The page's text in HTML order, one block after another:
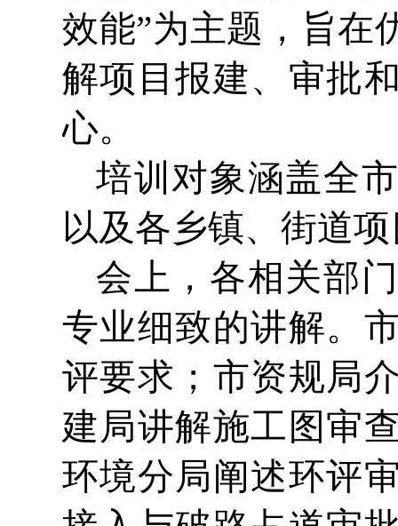
效能”为主题，旨在
解项目报建、审批
心。
培训对象涵盖全
以及各乡镇、街道
会上，各相关部
专业细致的讲解。
评要求；市资规局
建局讲解施工图审
环境分局阐述环评